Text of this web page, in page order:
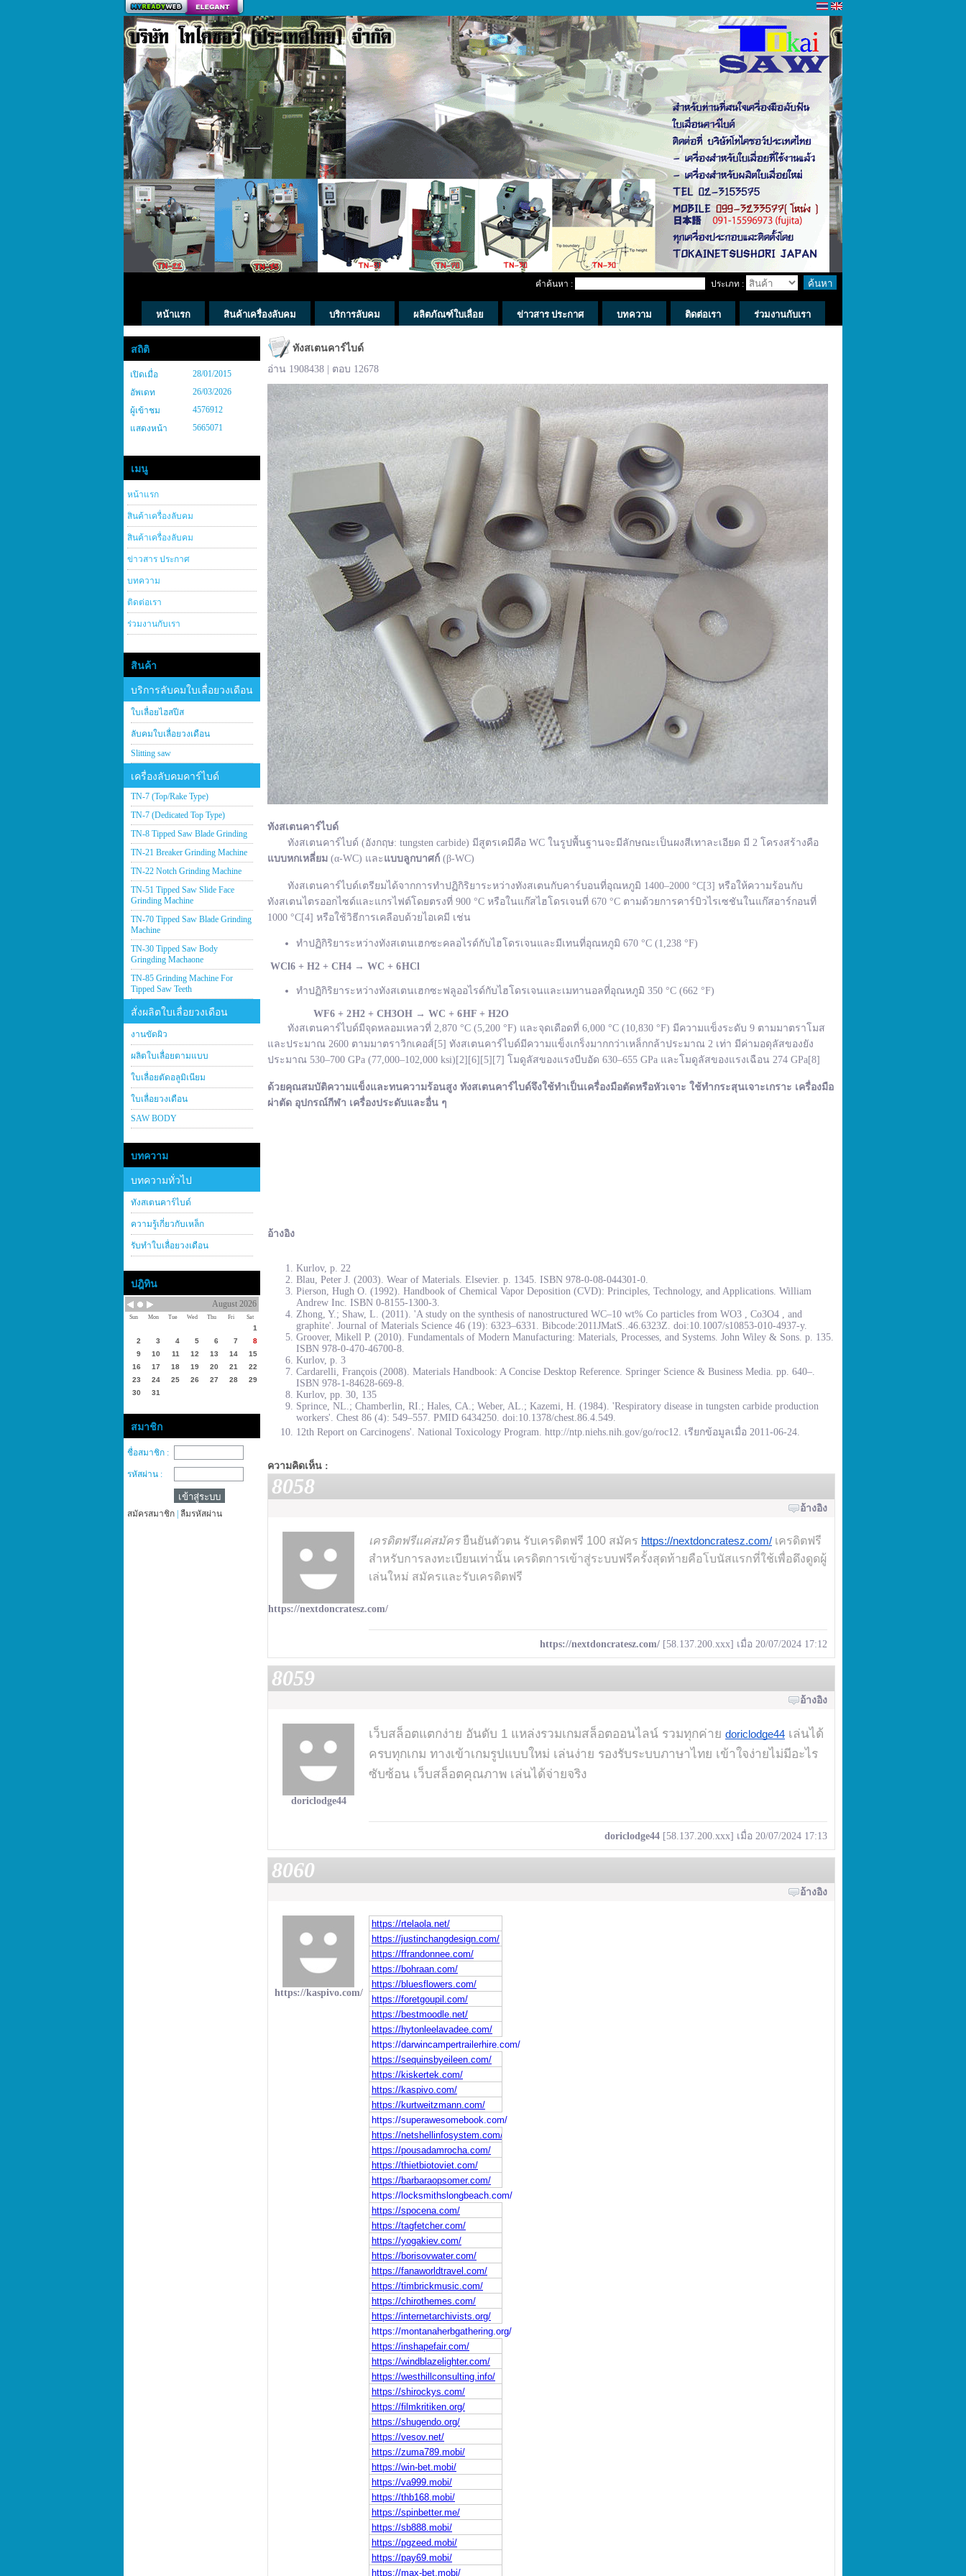
สร้างเว็บ
คำค้นหา : ประเภท :
หน้าแรก สินค้าเครื่องลับคม บริการลับคม ผลิตภัณฑ์ใบเลื่อย ข่าวสาร ประกาศ บทความ ติดต่อเรา ร่วมงานกับเรา
สถิติ
เปิดเมื่อ
28/01/2015
อัพเดท
26/03/2026
ผู้เข้าชม
4576912
แสดงหน้า
5665071
เมนู
หน้าแรก
สินค้าเครื่องลับคม
สินค้าเครื่องลับคม
ข่าวสาร ประกาศ
บทความ
ติดต่อเรา
ร่วมงานกับเรา
สินค้า
บริการลับคมใบเลื่อยวงเดือน
ใบเลื่อยไฮสปีส
ลับคมใบเลื่อยวงเดือน
Slitting saw
เครื่องลับคมคาร์ไบด์
TN-7 (Top/Rake Type)
TN-7 (Dedicated Top Type)
TN-8 Tipped Saw Blade Grinding
TN-21 Breaker Grinding Machine
TN-22 Notch Grinding Machine
TN-51 Tipped Saw Slide Face
Grinding Machine
TN-70 Tipped Saw Blade Grinding
Machine
TN-30 Tipped Saw Body
Gringding Machaone
TN-85 Grinding Machine For
Tipped Saw Teeth
สั่งผลิตใบเลื่อยวงเดือน
งานขัดผิว
ผลิตใบเลื่อยตามแบบ
ใบเลื่อยตัดอลูมิเนียม
ใบเลื่อยวงเดือน
SAW BODY
บทความ
บทความทั่วไป
ทังสเตนคาร์ไบด์
ความรู้เกี่ยวกับเหล็ก
รับทำใบเลื่อยวงเดือน
ปฎิทิน
August 2026
Sun Mon Tue Wed Thu Fri Sat
1
2
3 4 5 6 7
8
9
10 11 12 13 14
15
16
17 18 19 20 21
22
23
24 25 26 27 28
29
30
31
สมาชิก
ชื่อสมาชิก :
รหัสผ่าน :
สมัครสมาชิก ลืมรหัสผ่าน
ทังสเตนคาร์ไบด์
อ่าน 1908438 | ตอบ 12678
ทังสเตนคาร์ไบด์
ทังสเตนคาร์ไบด์ (อังกฤษ: tungsten carbide) มีสูตรเคมีคือ WC ในรูปพื้นฐานจะมีลักษณะเป็นผงสีเทาละเอียด มี 2 โครงสร้างคือ
แบบหกเหลี่ยม (α-WC) และ แบบลูกบาศก์ (β-WC)
ทังสเตนคาร์ไบด์เตรียมได้จากการทำปฏิกิริยาระหว่างทังสเตนกับคาร์บอนที่อุณหภูมิ 1400–2000 °C[3] หรือให้ความร้อนกับ
ทังสเตนไตรออกไซด์และแกรไฟต์โดยตรงที่ 900 °C หรือในแก๊สไฮโดรเจนที่ 670 °C ตามด้วยการคาร์บิวไรเซชันในแก๊สอาร์กอนที่
1000 °C[4] หรือใช้วิธีการเคลือบด้วยไอเคมี เช่น
ทำปฏิกิริยาระหว่างทังสเตนเฮกซะคลอไรด์กับไฮโดรเจนและมีเทนที่อุณหภูมิ 670 °C (1,238 °F)
WCl6 + H2 + CH4 → WC + 6 HCl
ทำปฏิกิริยาระหว่างทังสเตนเฮกซะฟลูออไรด์กับไฮโดรเจนและเมทานอลที่อุณหภูมิ 350 °C (662 °F)
WF6 + 2 H2 + CH3OH → WC + 6 HF + H2O
ทังสเตนคาร์ไบด์มีจุดหลอมเหลวที่ 2,870 °C (5,200 °F) และจุดเดือดที่ 6,000 °C (10,830 °F) มีความแข็งระดับ 9 ตามมาตราโมส
และประมาณ 2600 ตามมาตราวิกเคอส์[5] ทังสเตนคาร์ไบด์มีความแข็งเกร็งมากกว่าเหล็กกล้าประมาณ 2 เท่า มีค่ามอดุลัสของยัง
ประมาณ 530–700 GPa (77,000–102,000 ksi)[2][6][5][7] โมดูลัสของแรงบีบอัด 630–655 GPa และโมดูลัสของแรงเฉือน 274 GPa[8]
ด้วยคุณสมบัติความแข็งและทนความร้อนสูง ทังสเตนคาร์ไบด์จึงใช้ทำเป็นเครื่องมือตัดหรือหัวเจาะ ใช้ทำกระสุนเจาะเกราะ เครื่องมือ
ผ่าตัด อุปกรณ์กีฬา เครื่องประดับและอื่น ๆ
อ้างอิง
Kurlov, p. 22
Blau, Peter J. (2003). Wear of Materials. Elsevier. p. 1345. ISBN 978-0-08-044301-0.
Pierson, Hugh O. (1992). Handbook of Chemical Vapor Deposition (CVD): Principles, Technology, and Applications. William
Andrew Inc. ISBN 0-8155-1300-3.
Zhong, Y.; Shaw, L. (2011). 'A study on the synthesis of nanostructured WC–10 wt% Co particles from WO3 , Co3O4 , and
graphite'. Journal of Materials Science 46 (19): 6323–6331. Bibcode:2011JMatS..46.6323Z. doi:10.1007/s10853-010-4937-y.
Groover, Mikell P. (2010). Fundamentals of Modern Manufacturing: Materials, Processes, and Systems. John Wiley & Sons. p. 135.
ISBN 978-0-470-46700-8.
Kurlov, p. 3
Cardarelli, François (2008). Materials Handbook: A Concise Desktop Reference. Springer Science & Business Media. pp. 640–.
ISBN 978-1-84628-669-8.
Kurlov, pp. 30, 135
Sprince, NL.; Chamberlin, RI.; Hales, CA.; Weber, AL.; Kazemi, H. (1984). 'Respiratory disease in tungsten carbide production
workers'. Chest 86 (4): 549–557. PMID 6434250. doi:10.1378/chest.86.4.549.
12th Report on Carcinogens'. National Toxicology Program. http://ntp.niehs.nih.gov/go/roc12. เรียกข้อมูลเมื่อ 2011-06-24.
ความคิดเห็น :
8058
อ้างอิง
https://nextdoncratesz.com/
เครดิตฟรีแค่สมัครยืนยันตัวตน รับเครดิตฟรี 100 สมัคร https://nextdoncratesz.com/ เครดิตฟรี
สำหรับการลงทะเบียนเท่านั้น เครดิตการเข้าสู่ระบบฟรีครั้งสุดท้ายคือโบนัสแรกที่ใช้เพื่อดึงดูดผู้
เล่นใหม่ สมัครและรับเครดิตฟรี
https://nextdoncratesz.com/ [58.137.200.xxx] เมื่อ 20/07/2024 17:12
8059
อ้างอิง
doriclodge44
เว็บสล็อตแตกง่าย อันดับ 1 แหล่งรวมเกมสล็อตออนไลน์ รวมทุกค่าย doriclodge44 เล่นได้
ครบทุกเกม ทางเข้าเกมรูปแบบใหม่ เล่นง่าย รองรับระบบภาษาไทย เข้าใจง่ายไม่มีอะไร
ซับซ้อน เว็บสล็อตคุณภาพ เล่นได้จ่ายจริง
doriclodge44 [58.137.200.xxx] เมื่อ 20/07/2024 17:13
8060
อ้างอิง
https://kaspivo.com/
https://rtelaola.net/
https://justinchangdesign.com/
https://ffrandonnee.com/
https://bohraan.com/
https://bluesflowers.com/
https://foretgoupil.com/
https://bestmoodle.net/
https://hytonleelavadee.com/
https://darwincampertrailerhire.com/
https://sequinsbyeileen.com/
https://kiskertek.com/
https://kaspivo.com/
https://kurtweitzmann.com/
https://superawesomebook.com/
https://netshellinfosystem.com/
https://pousadamrocha.com/
https://thietbiotoviet.com/
https://barbaraopsomer.com/
https://locksmithslongbeach.com/
https://spocena.com/
https://tagfetcher.com/
https://yogakiev.com/
https://borisovwater.com/
https://fanaworldtravel.com/
https://timbrickmusic.com/
https://chirothemes.com/
https://internetarchivists.org/
https://montanaherbgathering.org/
https://inshapefair.com/
https://windblazelighter.com/
https://westhillconsulting.info/
https://shirockys.com/
https://filmkritiken.org/
https://shugendo.org/
https://vesov.net/
https://zuma789.mobi/
https://win-bet.mobi/
https://va999.mobi/
https://thb168.mobi/
https://spinbetter.me/
https://sb888.mobi/
https://pgzeed.mobi/
https://pay69.mobi/
https://max-bet.mobi/